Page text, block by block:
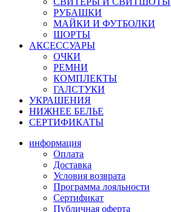
РУБАШКИ
МАЙКИ И ФУТБОЛКИ
ШОРТЫ
АКСЕССУАРЫ
ОЧКИ
РЕМНИ
КОМПЛЕКТЫ
ГАЛСТУКИ
УКРАШЕНИЯ
НИЖНЕЕ БЕЛЬЕ
СЕРТИФИКАТЫ
информация
Оплата
Доставка
Условия возврата
Программа лояльности
Сертификат
Публичная оферта